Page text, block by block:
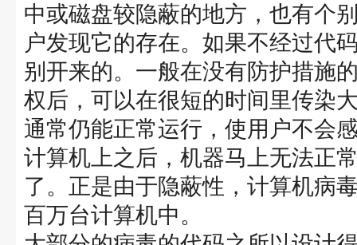
中或磁盘较隐蔽的地方，也有个
户发现它的存在。如果不经过代
别开来的。一般在没有防护措施
权后，可以在很短的时间里传染
通常仍能正常运行，使用户不会
计算机上之后，机器马上无法正
了。正是由于隐蔽性，计算机病
百万台计算机中。